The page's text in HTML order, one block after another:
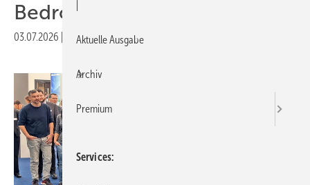
Bedrohungslagen entwickelt
03.07.2026 Veröffentlicht inAusgabe 07-2026
Aktuelle Ausgabe
Archiv
Premium
Services